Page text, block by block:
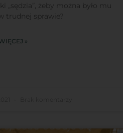
„sędzia”, żeby można było mu
trudnej sprawie?
»